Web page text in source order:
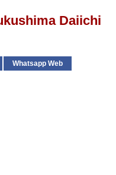
Daiichi
Whatsapp Web